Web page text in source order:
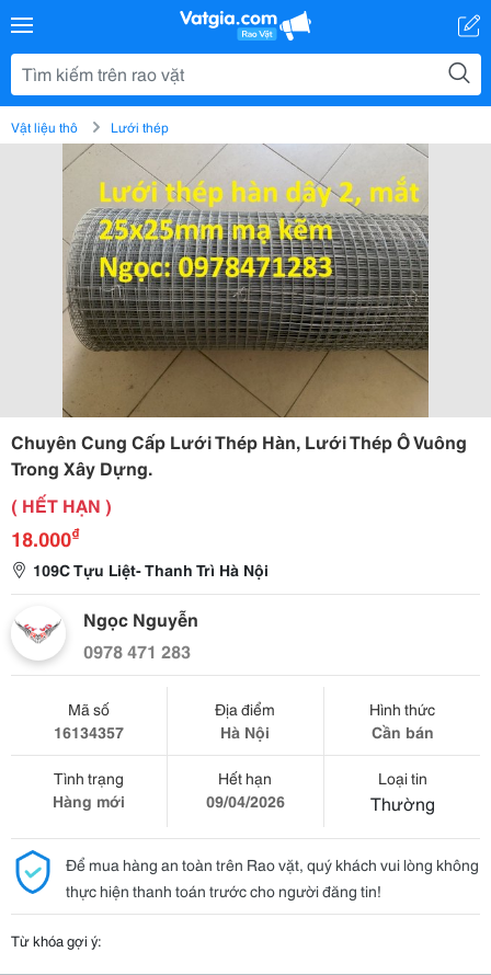
Vật liệu thô Lưới thép
Chuyên Cung Cấp Lưới Thép Hàn, Lưới Thép Ô Vuông
Trong Xây Dựng.
( HẾT HẠN )
18.000₫
109C Tựu Liệt- Thanh Trì Hà Nội
Ngọc Nguyễn
0978 471 283
Mã số
16134357
Địa điểm
Hà Nội
Hình thức
Cần bán
Tình trạng
Hàng mới
Hết hạn
09/04/2026
Loại tin
Thường
Để mua hàng an toàn trên Rao vặt, quý khách vui lòng không
thực hiện thanh toán trước cho người đăng tin!
Từ khóa gợi ý: